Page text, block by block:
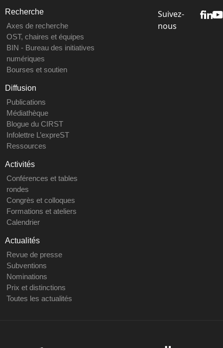
Recherche
Axes de recherche
OST, chaires et équipes
BIN - Bureau des initiatives
numériques
Bourses et soutien
Diffusion
Publications
Médiathèque
Blogue du CIRST
Infolettre L’expreST
Ressources
Activités
Conférences et tables
rondes
Congrès et colloques
Formations et ateliers
Calendrier
Actualités
Revue de presse
Subventions
Nominations
Prix et distinctions
Toutes les actualités
Suivez-
nous